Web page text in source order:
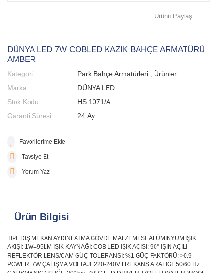
Ürünü Paylaş :
DÜNYA LED 7W COBLED KAZIK BAHÇE ARMATÜRÜ
AMBER
Kategori Park Bahçe Armatürleri
Ürünler
Marka
DÜNYA LED
Stok Kodu
HS.1071/A
Garanti Süresi
24 Ay
Tavsiye Et
Yorum Yaz
Ürün Bilgisi
TİPİ: DIŞ MEKAN AYDINLATMA GÖVDE MALZEMESİ: ALÜMİNYUM IŞIK
AKIŞI: 1W=95LM IŞIK KAYNAĞI: COB LED IŞIK AÇISI: 90° IŞIN AÇILI
REFLEKTÖR LENS/CAM GÜÇ TOLERANSI: %1 GÜÇ FAKTÖRÜ: >0,9
POWER: 7W ÇALIŞMA VOLTAJI: 220-240V FREKANS ARALIĞI: 50/60 Hz